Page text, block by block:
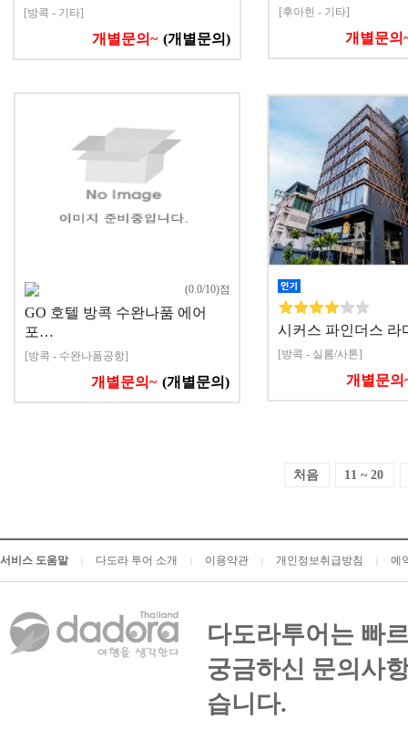
[방콕 - 기타]
개별문의~ (개별문의)
[후아힌 - 기타]
개별문의
(0.0/10)점
GO 호텔 방콕 수완나품 에어
포…
[방콕 - 수완나폼공항]
개별문의~ (개별문의)
시커스 파인더스
[방콕 - 실롬/사톤]
개별문의
처음 11 ~ 20
서비스 도움말 다도라 투어 소개 이용약관 개인정보취급방침 예
다도라투어는 빠
궁금하신 문의사
습니다.